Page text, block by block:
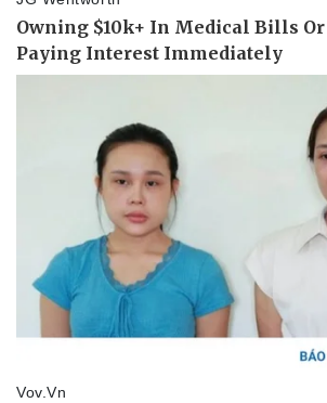
Lịch thi đấu bóng đá
Thế giới thể thao
eSports
Hậu trường
Ô tô - Xe
Xe máy